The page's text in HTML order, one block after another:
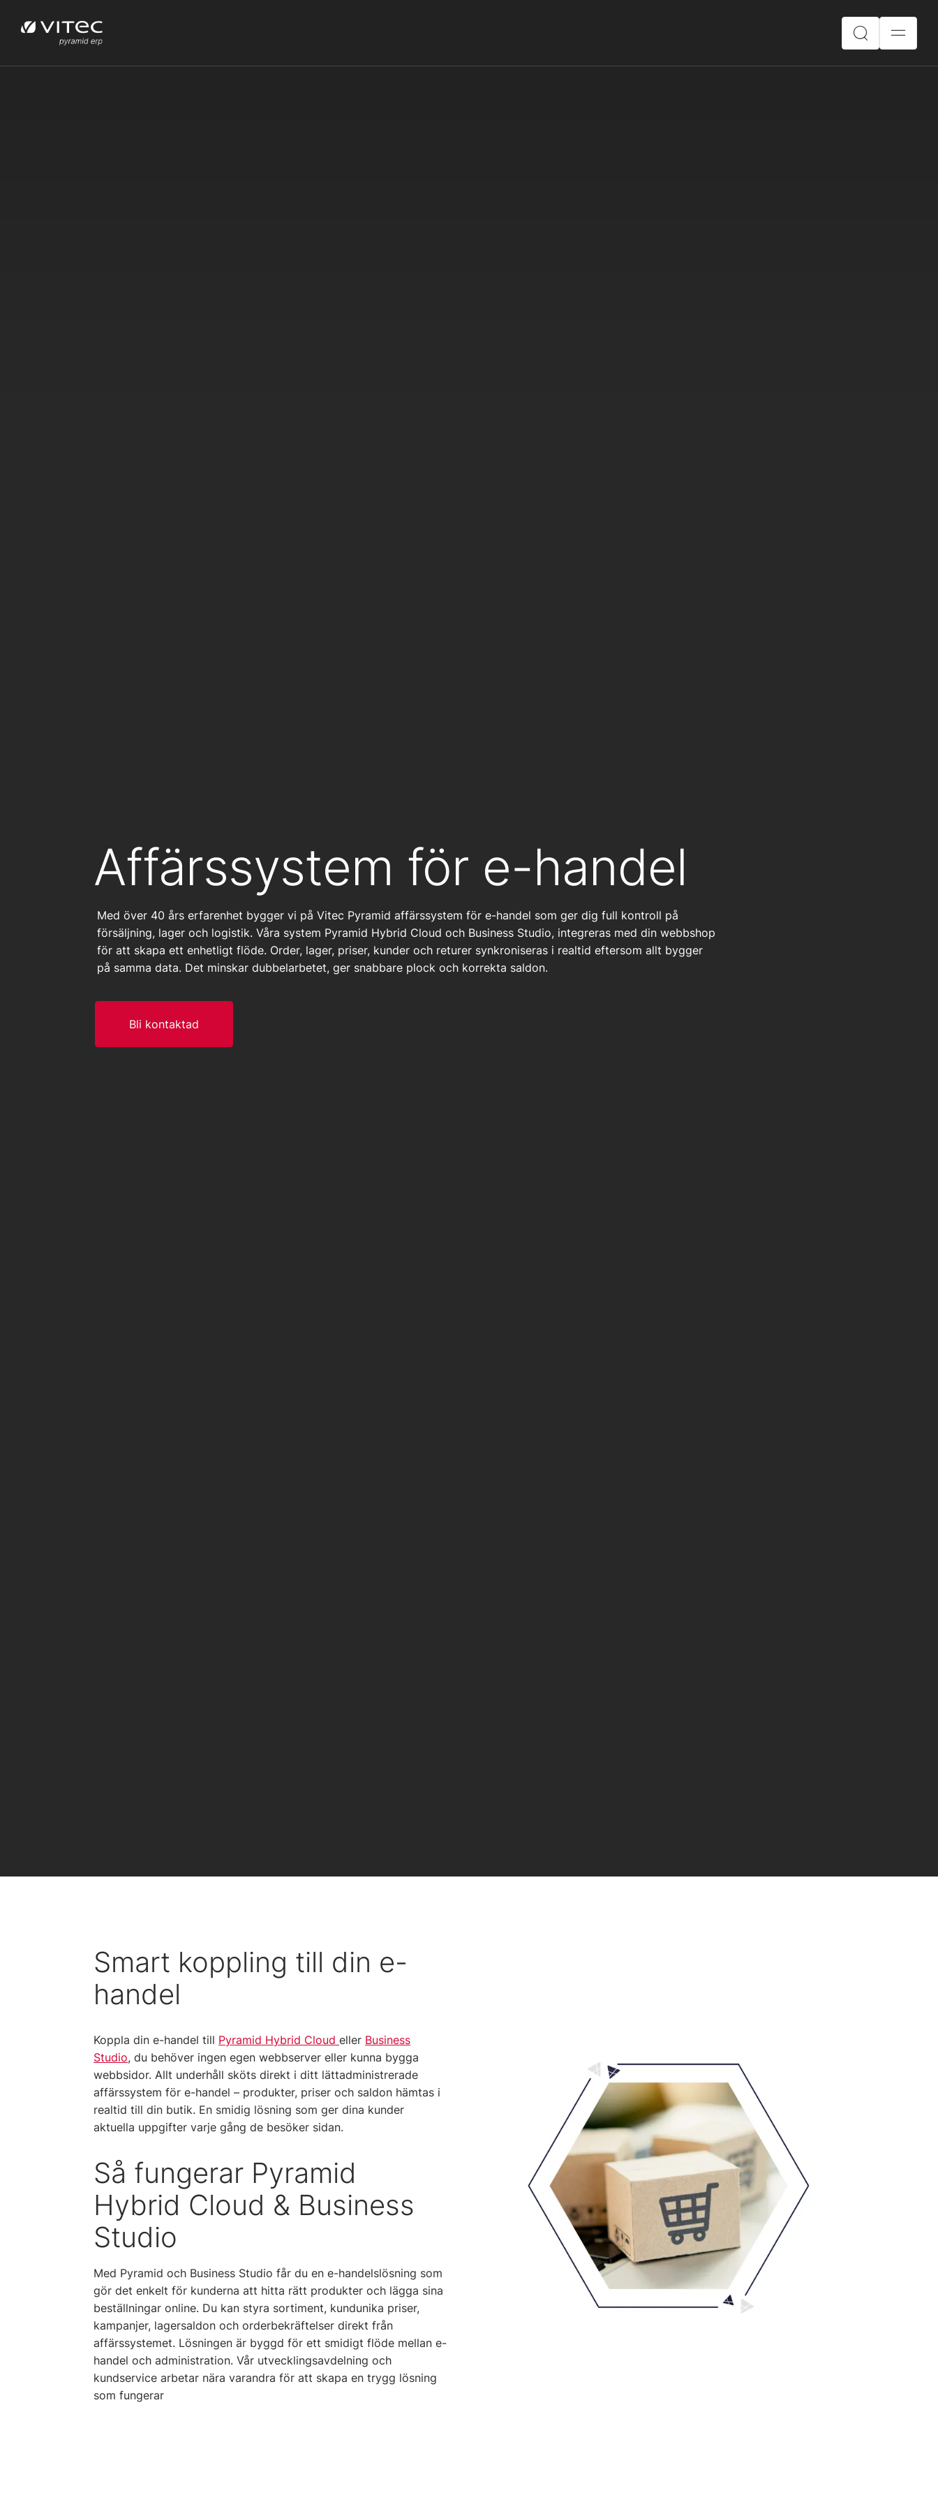
Affärssystem för e-handel
Med över 40 års erfarenhet bygger vi på Vitec Pyramid affärssystem för e-handel som ger dig full kontroll på
försäljning, lager och logistik. Våra system Pyramid Hybrid Cloud och Business Studio, integreras med din webbshop
för att skapa ett enhetligt flöde. Order, lager, priser, kunder och returer synkroniseras i realtid eftersom allt bygger
på samma data. Det minskar dubbelarbetet, ger snabbare plock och korrekta saldon.
Bli kontaktad
Smart koppling till din e-
handel
Koppla din e-handel till Pyramid Hybrid Cloud eller Business
Studio, du behöver ingen egen webbserver eller kunna bygga
webbsidor. Allt underhåll sköts direkt i ditt lättadministrerade
affärssystem för e-handel – produkter, priser och saldon hämtas i
realtid till din butik. En smidig lösning som ger dina kunder
aktuella uppgifter varje gång de besöker sidan.
Så fungerar Pyramid
Hybrid Cloud & Business
Studio
Med Pyramid och Business Studio får du en e-handelslösning som
gör det enkelt för kunderna att hitta rätt produkter och lägga sina
beställningar online. Du kan styra sortiment, kundunika priser,
kampanjer, lagersaldon och orderbekräftelser direkt från
affärssystemet. Lösningen är byggd för ett smidigt flöde mellan e-
handel och administration. Vår utvecklingsavdelning och
kundservice arbetar nära varandra för att skapa en trygg lösning
som fungerar